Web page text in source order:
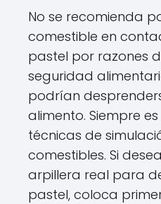
No se recomienda
comestible en
pastel por razones
seguridad
podrían
alimento. Siempre
técnicas de
comestibles. Si
arpillera real para
pastel, coloca